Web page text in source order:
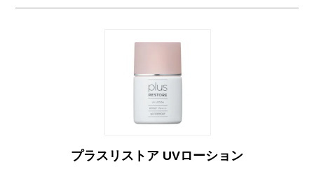
プラスリストア UVローション